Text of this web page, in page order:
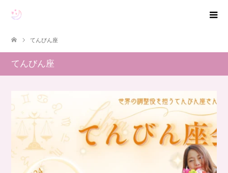
てんびん座
てんびん座